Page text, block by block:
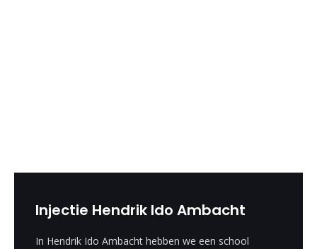
Injectie Hendrik Ido Ambacht
In Hendrik Ido Ambacht hebben we een school